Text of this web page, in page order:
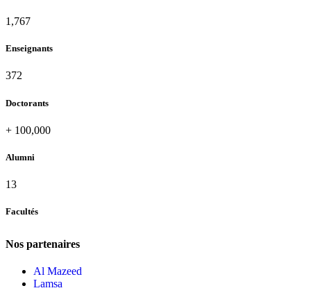
1,938
Enseignants
408
Doctorants
+ 100,000
Alumni
13
Facultés
Nos partenaires
Al Mazeed
Lamsa